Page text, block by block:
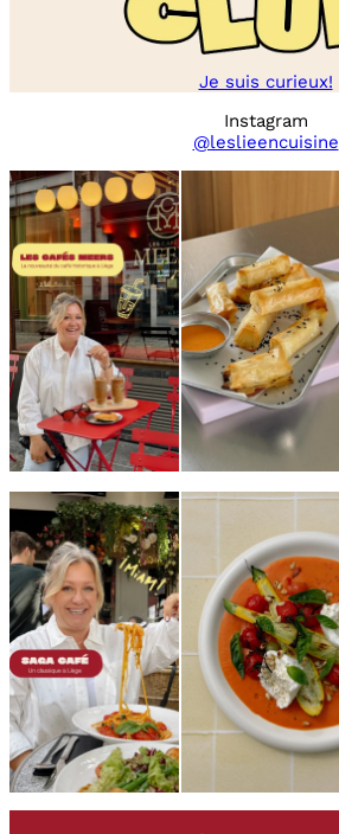
Je suis curieux!
Instagram
@leslieencuisine